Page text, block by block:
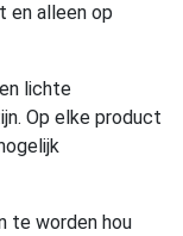
en alleen op
lichte
Op elke product
te worden hou